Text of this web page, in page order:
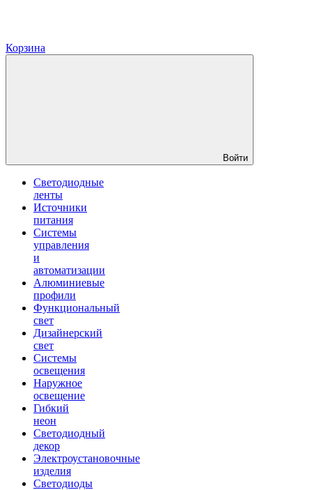
Корзина
Войти
Светодиодные
ленты
Источники
питания
Системы
управления
и
автоматизации
Алюминиевые
профили
Функциональный
свет
Дизайнерский
свет
Системы
освещения
Наружное
освещение
Гибкий
неон
Светодиодный
декор
Электроустановочные
изделия
Светодиоды